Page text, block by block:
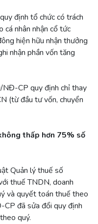
định tổ chức có trách
cá nhân nhận cổ tức
hiện hữu nhận thưởng
nhận phần vốn tăng
CP quy định chỉ thay
(từ đầu tư vốn, chuyển
thấp hơn 75% số
Quản lý thuế số
thuế TNDN, doanh
và quyết toán thuế theo
đã sửa đổi quy định
quý.